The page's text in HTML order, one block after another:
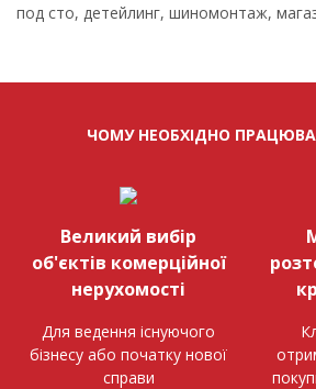
под сто, детейлинг, шиномонтаж,
ЧОМУ НЕОБХІДНО
Великий вибір
об'єктів комерційної
нерухомості
Для ведення існуючого
бізнесу або початку нової
справи